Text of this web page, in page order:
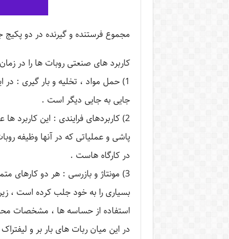
مجموع فرستنده و گیرنده در دو پکیج
كاربرد های صنعتی روبات ها را در
1) حمل مواد ، تخلیه و بار گیری :
جایی به جایی دیگر است .
2) كاربردهای فرایندی : این
پاشی و عملیاتی كه در آنها وظیفه
در كارگاه هاست .
3) مونتاژ و بازرسی : هر دو كارهای
بسیاری را به خود جلب كرده است ،
استفاده از حساسه ها ، مشخصات
در این میان ربات های بار بر و